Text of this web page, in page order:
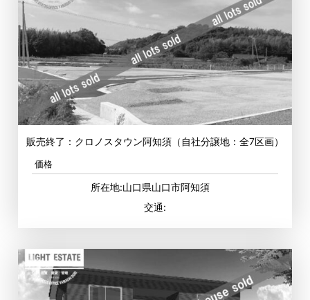
販売終了：クロノスタウン阿知須（自社分譲地：全7区画）
価格
所在地:山口県山口市阿知須
交通: